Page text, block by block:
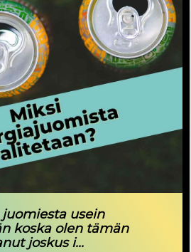
usein
koska olen tämän
joskus i...